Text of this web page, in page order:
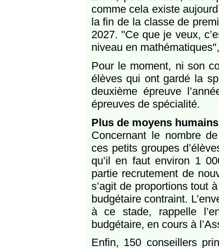
comme cela existe
la fin de la classe de
2027. "Ce que je veux,
niveau en
Pour le moment, ni son
élèves qui ont gardé la
deuxième épreuve
épreuves de spécialité.
Plus de moyens humains
Concernant le nombre
ces petits groupes
qu’il en faut environ 1
partie recrutement de
s’agit de proportions tout
budgétaire contraint.
à ce stade, rappelle
budgétaire, en cours à
Enfin, 150 conseillers